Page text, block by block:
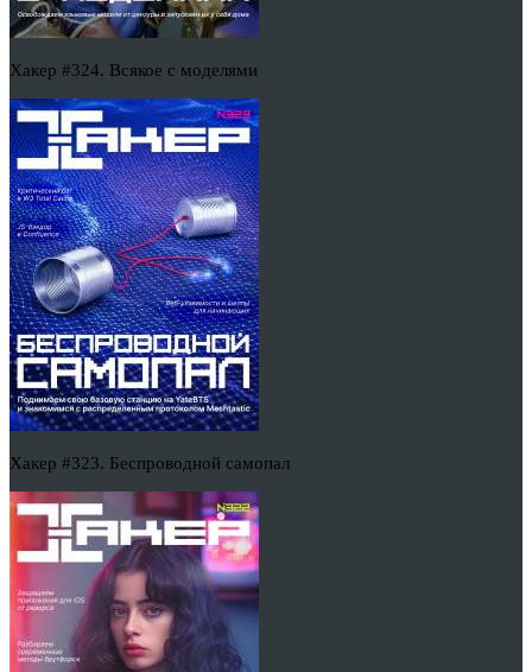
Хакер #324. Всякое с моделями
Хакер #323. Беспроводной самопал